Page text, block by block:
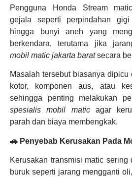
Pengguna Honda Stream
gejala seperti perpindahan
hingga bunyi aneh yang
berkendara, terutama jika
mobil matic jakarta baratsecara
Masalah tersebut biasanya
kotor, komponen aus, atau
sehingga penting melakukan
spesialis mobil maticagar
parah dan biaya membengkak.
🚗 Penyebab Kerusakan Pada
Kerusakan transmisi matic sering
buruk seperti jarang mengganti